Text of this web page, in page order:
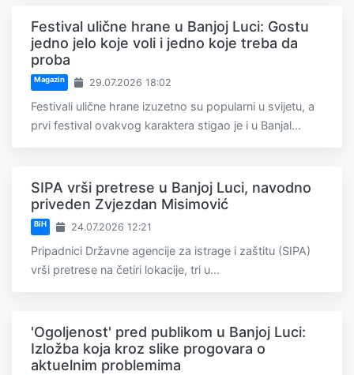
Festival ulične hrane u Banjoj Luci: Gostu
jedno jelo koje voli i jedno koje treba da
proba
Magazin 29.07.2026 18:02
Festivali ulične hrane izuzetno su popularni u svijetu, a
prvi festival ovakvog karaktera stigao je i u Banjal...
SIPA vrši pretrese u Banjoj Luci, navodno
priveden Zvjezdan Misimović
BiH 24.07.2026 12:21
Pripadnici Državne agencije za istrage i zaštitu (SIPA)
vrši pretrese na četiri lokacije, tri u...
'Ogoljenost' pred publikom u Banjoj Luci:
Izložba koja kroz slike progovara o
aktuelnim problemima